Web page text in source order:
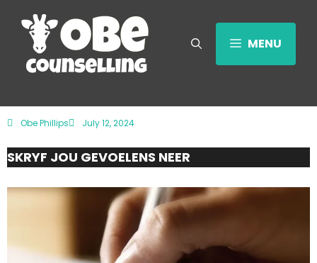
MENU
Obe Phillips July 12, 2024
SKRYF JOU GEVOELENS NEER